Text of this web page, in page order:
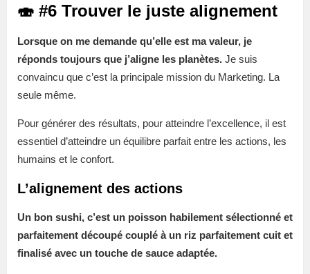
🍣 #6 Trouver le juste alignement
Lorsque on me demande qu’elle est ma valeur, je
réponds toujours que j’aligne les planètes. Je suis
convaincu que c’est la principale mission du Marketing. La
seule même.
Pour générer des résultats, pour atteindre l’excellence, il est
essentiel d’atteindre un équilibre parfait entre les actions, les
humains et le confort.
L’alignement des actions
Un bon sushi, c’est un poisson habilement sélectionné et
parfaitement découpé couplé à un riz parfaitement cuit et
finalisé avec un touche de sauce adaptée.